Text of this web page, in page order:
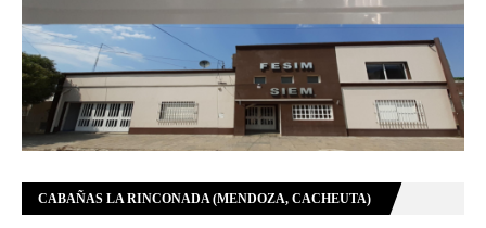
CABAÑAS LA RINCONADA (MENDOZA, CACHEUTA)